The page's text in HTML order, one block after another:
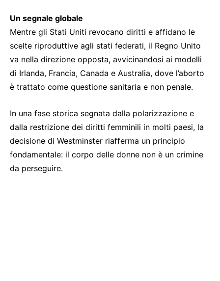
Un segnale globale
Mentre gli Stati Uniti revocano diritti e affidano le
scelte riproduttive agli stati federati, il Regno Unito
va nella direzione opposta, avvicinandosi ai modelli
di Irlanda, Francia, Canada e Australia, dove l’aborto
è trattato come questione sanitaria e non penale.
In una fase storica segnata dalla polarizzazione e
dalla restrizione dei diritti femminili in molti paesi, la
decisione di Westminster riafferma un principio
fondamentale: il corpo delle donne non è un crimine
da perseguire.